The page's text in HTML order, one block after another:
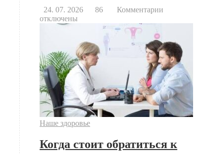
24. 07. 2026
86 Комментарии
отключены
Наше здоровье
Когда стоит обратиться к